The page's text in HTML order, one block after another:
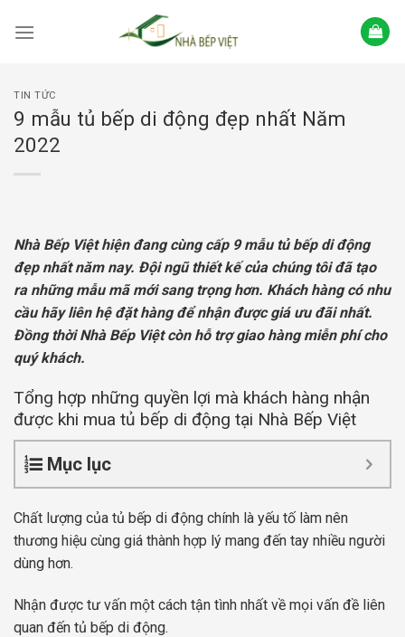
TIN TỨC
9 mẫu tủ bếp di động đẹp nhất Năm
2022
Nhà Bếp Việt hiện đang cùng cấp 9 mẫu tủ bếp di động
đẹp nhất năm nay. Đội ngũ thiết kế của chúng tôi đã tạo
ra những mẫu mã mới sang trọng hơn. Khách hàng có nhu
cầu hãy liên hệ đặt hàng để nhận được giá ưu đãi nhất.
Đồng thời Nhà Bếp Việt còn hỗ trợ giao hàng miễn phí cho
quý khách.
Tổng hợp những quyền lợi mà khách hàng nhận
được khi mua tủ bếp di động tại Nhà Bếp Việt
Mục lục
Chất lượng của tủ bếp di động chính là yếu tố làm nên
thương hiệu cùng giá thành hợp lý mang đến tay nhiều người
dùng hơn.
Nhận được tư vấn một cách tận tình nhất về mọi vấn đề liên
quan đến tủ bếp di động.